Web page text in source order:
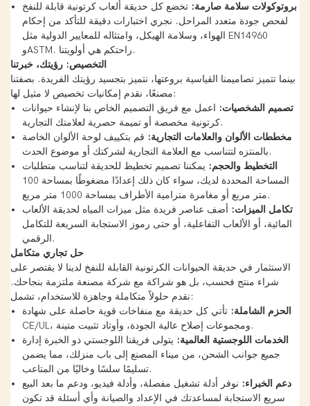
بروتوكولات سلامة صارمة: تخضع كل حديقة ألعاب كرتونية قابلة للنفخ
لفحص جودة متعدد المراحل. نجري اختبارات دقيقة للتأكد من إحكام
الهواء، وسلامة الهيكل، وامتثاله للمعايير الدولية مثل EN14960
وASTM. راحتكم هي أولويتنا.
التخصيص: رؤيتك، خبرتنا
بينما تتميز تصاميمنا القياسية بروعتها، نتميز بتجسيد رؤيتك الفريدة. بصفتنا
مصنعًا، نقدم إمكانيات تخصيص لا مثيل لها:
تصميم الشخصيات: اعمل مع فريق التصميم الخاص بنا لإنشاء حيوانات
كرتونية مخصصة أو تميمة حصرية لعلامتك التجارية.
مخططات الألوان والعلامات التجارية: قم بتكييف لوحة الألوان الخاصة
بالمنتزه لتتناسب مع العلامة التجارية لشركتك أو موضوع الحدث.
التخطيط والحجم: يمكننا تصميم تخطيط للحديقة لتناسب متطلبات
المساحة المحددة لديك، سواء كان ذلك إعدادًا مضغوطًا بمساحة 100
متر مربع أو مغامرة مترامية الأطراف بمساحة 1000 متر مربع.
تكامل الميزات: أضف عناصر فريدة مثل ميزات المياه لحديقة الألعاب
المائية، أو الألعاب التفاعلية، أو حتى رموز الاستجابة السريعة للتكامل
الرقمي.
حل تجاري متكامل
الاستثمار في حديقة الحيوانات الكرتونية القابلة للنفخ لدينا لا يقتصر على
شراء منتج فحسب، بل هو شراكة مع شركة مصنعة ملتزمة بنجاحك.
نقدم حلولاً متكاملة وجاهزة للاستخدام، تشمل:
الحزم الشاملة: تأتي كل حديقة مع منفاخات قوية حاصلة على شهادة
CE/UL، ومجموعات إصلاح عالية الجودة، وأوتاد تثبيت متينة.
الخدمات اللوجستية العالمية: يتولى فريقنا اللوجستي ذو الخبرة إدارة
جميع جوانب الشحن، من ميناء المصنع إلى باب منزلك، مما يضمن
تسليمًا سلسًا وخاليًا من المتاعب.
دعم الخبراء: نوفر أدلة تشغيل مفصلة، ​​وأدلة فيديو، ودعم ما بعد البيع
سريع الاستجابة لمساعدتك في الإعداد والصيانة وأي أسئلة قد تكون